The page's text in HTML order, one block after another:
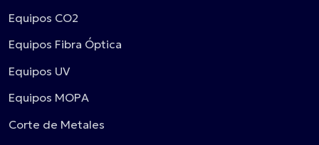
Equipos CO2
Equipos Fibra Óptica
Equipos UV
Equipos MOPA
Corte de Metales